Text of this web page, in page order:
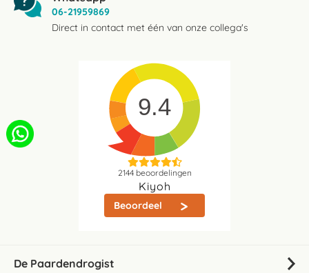
06-21959869
Direct in contact met één van onze collega's
9.4
2144beoordelingen
Kiyoh
Beoordeel
De Paardendrogist